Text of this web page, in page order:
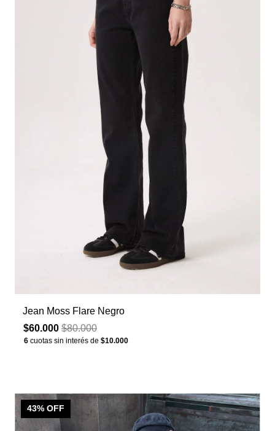
Jean Moss Flare Negro
$60.000 $80.000
6 cuotas sin interés de $10.000
43% OFF